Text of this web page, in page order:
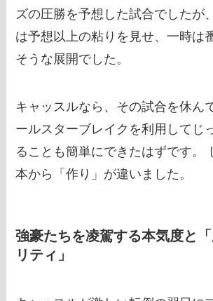
ズの圧勝を予想した試合でしたが
は予想以上の粘りを見せ、一時は
そうな展開でした。
キャッスルなら、その試合を休ん
ールスターブレイクを利用してじ
ることも簡単にできたはずです。
本から「作り」が違いました。
強豪たちを凌駕する本気度と
リティ」